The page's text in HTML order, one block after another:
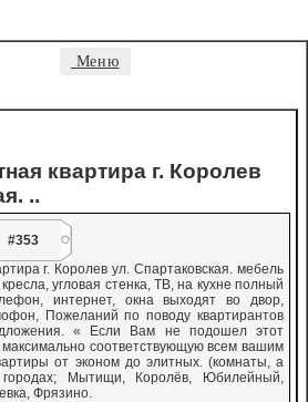
Меню
квартира г. Королев
..
#353
г. Королев ул. Спартаковская. мебель
угловая стенка, ТВ, на кухне полный
интернет, окна выходят во двор,
Пожеланий по поводу квартирантов
« Если Вам не подошел этот
соответствующую всем вашим
от эконом до элитных. (комнаты, а
Мытищи, Королёв, Юбилейный,
Фрязино.